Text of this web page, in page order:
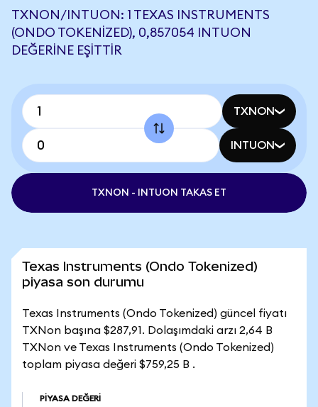
TXNON/INTUON: 1 TEXAS INSTRUMENTS
(ONDO TOKENIZED), 0,857054 INTUON
DEĞERINE EŞITTIR
TXNON
INTUON
TXNON - INTUON TAKAS ET
Texas Instruments (Ondo Tokenized)
piyasa son durumu
Texas Instruments (Ondo Tokenized) güncel fiyatı
TXNon başına $287,91. Dolaşımdaki arzı 2,64 B
TXNon ve Texas Instruments (Ondo Tokenized)
toplam piyasa değeri $759,25 B .
PIYASA DEĞERI